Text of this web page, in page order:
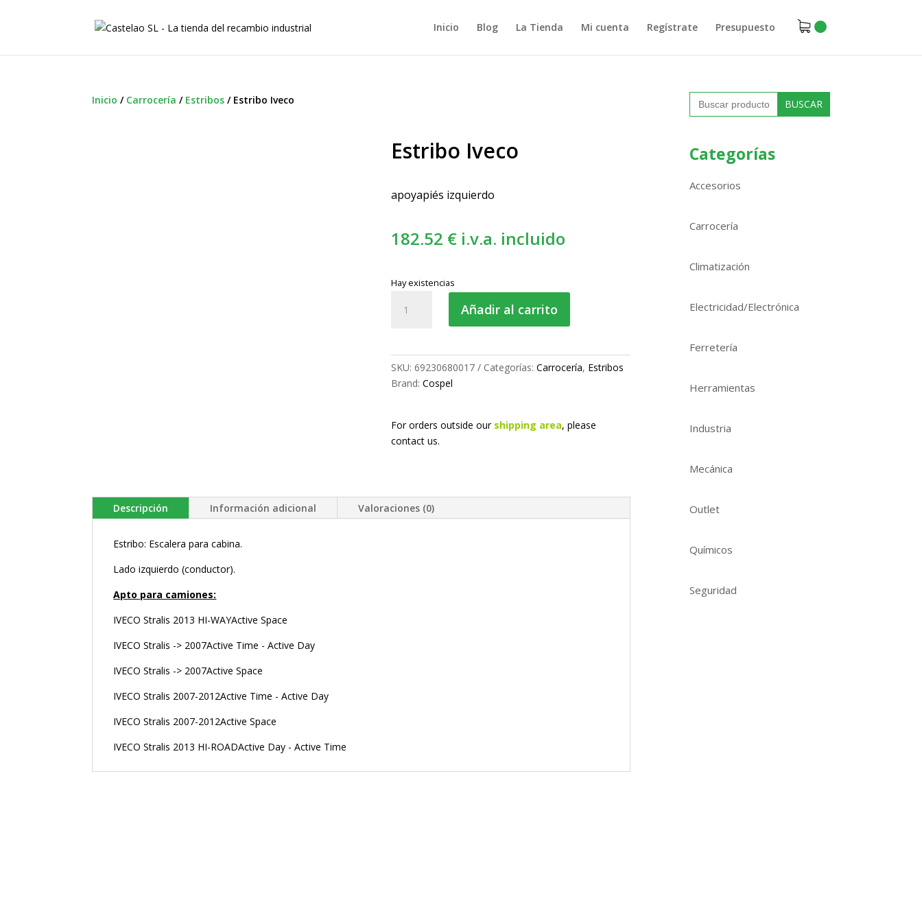
Inicio Blog La Tienda Mi cuenta Regístrate Presupuesto
Inicio / Carrocería / Estribos / Estribo Iveco
Estribo Iveco
apoyapiés izquierdo
182.52 € i.v.a. incluido
Hay existencias
Iveco
Añadir al carrito
SKU: 69230680017 Categorías: Carrocería, Estribos
Brand: Cospel
For orders outside our shipping area, please
contact us.
Descripción Información adicional Valoraciones (0)
Estribo: Escalera para cabina.
Lado izquierdo (conductor).
Apto para camiones:
IVECO Stralis 2013 HI-WAYActive Space
IVECO Stralis -> 2007Active Time - Active Day
IVECO Stralis -> 2007Active Space
IVECO Stralis 2007-2012Active Time - Active Day
IVECO Stralis 2007-2012Active Space
IVECO Stralis 2013 HI-ROADActive Day - Active Time
Buscar:
Categorías
Accesorios
Carrocería
Climatización
Electricidad/Electrónica
Ferretería
Herramientas
Industria
Mecánica
Outlet
Químicos
Seguridad